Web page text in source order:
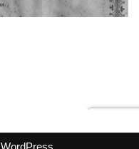
WordPress